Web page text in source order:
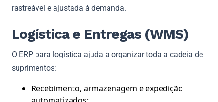
rastreável e ajustada à demanda.
Logística e Entregas (WMS)
O ERP para logística ajuda a organizar toda a cadeia de
suprimentos:
Recebimento, armazenagem e expedição